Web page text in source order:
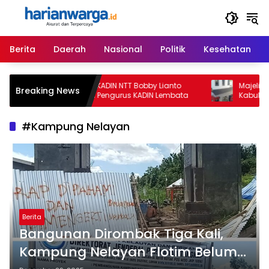
Langsung
Berita
Daerah Nasional Politik Kesehatan
Breaking News
Ketua Umum KADIN NTT Bobby Lianto
Lantik Badan Pengurus KADIN Lembata
Majelis Hakim
Kabulkan
Gugatan
#Kampung Nelayan
Berita
Bangunan Dirombak Tiga Kali,
Kampung Nelayan Flotim Belum